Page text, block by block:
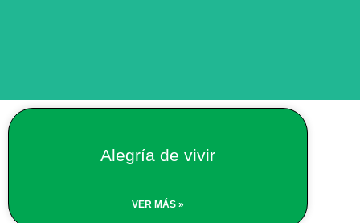
Alegría de vivir
VER MÁS »